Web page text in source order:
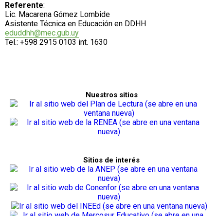
Referente:
Lic. Macarena Gómez Lombide
Asistente Técnica en Educación en DDHH
eduddhh@mec.gub.uy
Tel.: +598 2915 0103 int. 1630
Nuestros sitios
Sitios de interés